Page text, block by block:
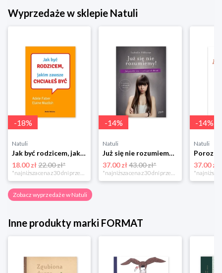
Wyprzedaże w sklepie Natuli
-18%
Natuli
Jak być rodzicem, jakim zawsze chciałeś być Media rodzina
18.00 zł22.00 zł*
*najniższa cena z 30 dni przed obniżką
-14%
Natuli
Już się nie rozumiemy! Jak przeżyć czas trzaskających drzwi Esprit
37.00 zł 43.00 zł*
*najniższa cena z 30 dni przed obniżką
-14%
Natuli
37.00 zł
Zobacz wyprzedaże w Natuli
Inne produkty marki FORMAT